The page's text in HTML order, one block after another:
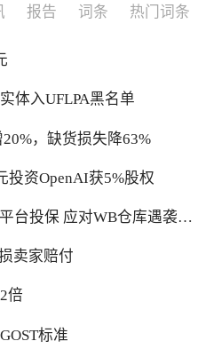
报告 词条 热门词条
体入UFLPA黑名单
，缺货损失降63%
投资OpenAI获5%股权
台投保 应对WB仓库遇袭卖
卖家赔付
倍
标准